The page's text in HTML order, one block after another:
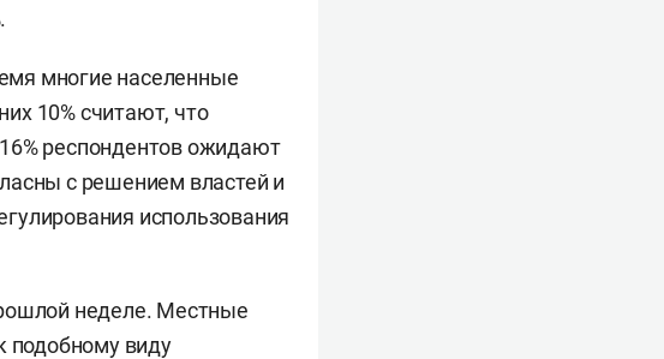
многие населенные
10% считают, что
респондентов ожидают
с решением властей и
использования
неделе. Местные
подобному виду